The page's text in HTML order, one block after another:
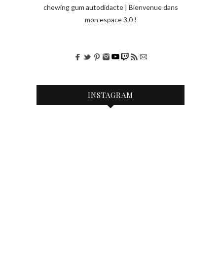
chewing gum autodidacte | Bienvenue dans
mon espace 3.0 !
INSTAGRAM